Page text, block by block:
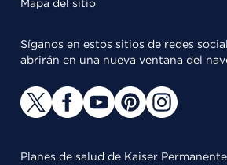
Mapa del sitio
Síganos en estos sitios de redes
abrirán en una nueva ventana del
Planes de salud de Kaiser